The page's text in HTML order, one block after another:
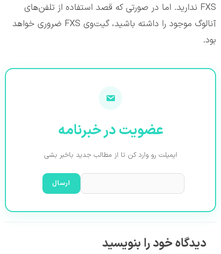
FXS ندارید. اما در صورتی که قصد استفاده از تلفن‌های
آنالوگ موجود را داشته باشید، گیت‌وی FXS ضروری خواهد
بود.
عضویت در خبرنامه
ایمیلت رو وارد کن تا از مطالب جدید باخبر بشی
دیدگاه‌ خود را بنویسید